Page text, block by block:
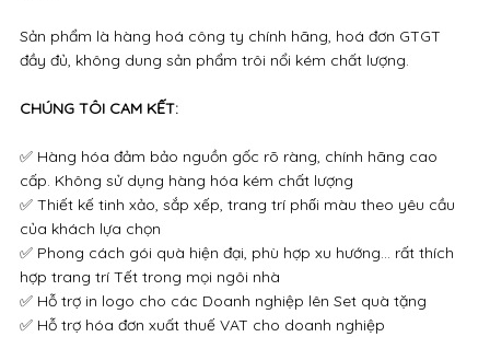
Sản phẩm là hàng hoá công ty chính hãng, hoá đơn GTGT
đầy đủ, không dung sản phẩm trôi nổi kém chất lượng.
CHÚNG TÔI CAM KẾT:
✅ Hàng hóa đảm bảo nguồn gốc rõ ràng, chính hãng cao
cấp. Không sử dụng hàng hóa kém chất lượng
✅ Thiết kế tinh xảo, sắp xếp, trang trí phối màu theo yêu cầu
của khách lựa chọn
✅ Phong cách gói quà hiện đại, phù hợp xu hướng… rất thích
hợp trang trí Tết trong mọi ngôi nhà
✅ Hỗ trợ in logo cho các Doanh nghiệp lên Set quà tặng
✅ Hỗ trợ hóa đơn xuất thuế VAT cho doanh nghiệp